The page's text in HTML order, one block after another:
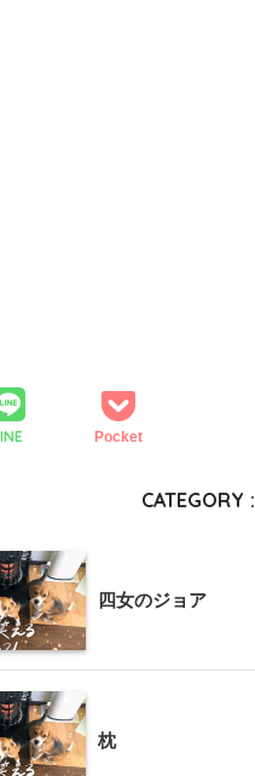
Pocket
CATEGORY :
四女のジョア
枕